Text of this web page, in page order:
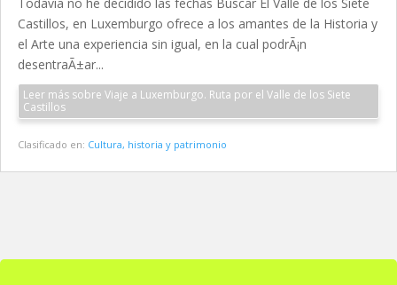
Castillos, en Luxemburgo ofrece a los amantes de la Historia y
el Arte una experiencia sin igual, en la cual podrÃ¡n
desentraÃ±ar...
Leer más sobre Viaje a Luxemburgo. Ruta por el Valle de los Siete
Castillos
Clasificado en: Cultura, historia y patrimonio